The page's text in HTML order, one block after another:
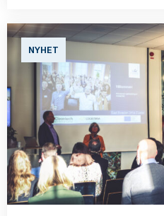
NYHET